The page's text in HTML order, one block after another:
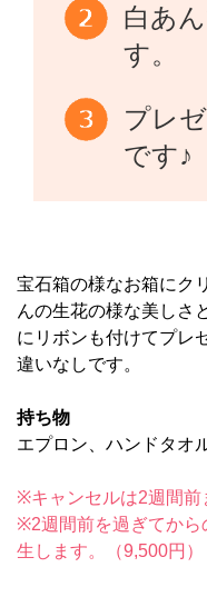
白あ
す。
プレ
です♪
宝石箱の様なお箱にク
んの生花の様な美しさ
にリボンも付けてプレ
違いなしです。
持ち物
エプロン、ハンドタオ
※キャンセルは2週間前
※2週間前を過ぎてから
生します。（9,500円）